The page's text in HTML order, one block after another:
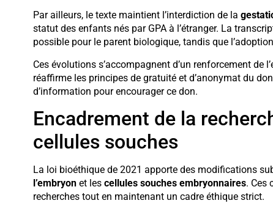
Par ailleurs, le texte maintient l’interdiction de la
statut des enfants nés par GPA à l’étranger. La
possible pour le parent biologique, tandis que
Ces évolutions s’accompagnent d’un renforcement de
réaffirme les principes de gratuité et d’anonymat du
d’information pour encourager ce don.
Encadrement de la
cellules souches
La loi bioéthique de 2021 apporte des modifications
l’embryonet les cellules souches embryonnaires. Ces
recherches tout en maintenant un cadre éthique strict.